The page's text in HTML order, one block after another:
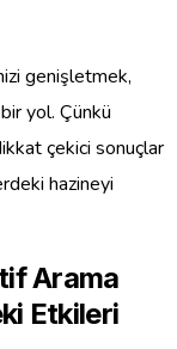
genişletmek,
yol. Çünkü
çekici sonuçlar
hazineyi
Arama
Etkileri